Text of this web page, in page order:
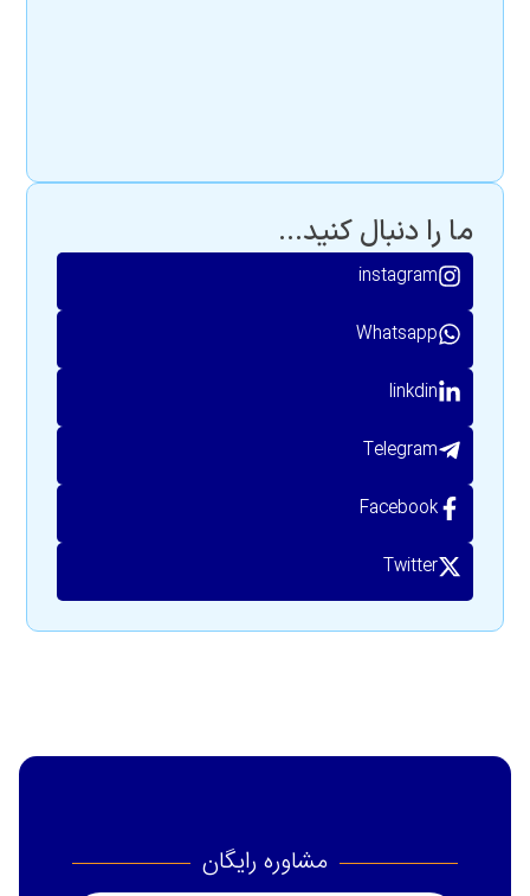
ما را دنبال کنید...
instagram
Whatsapp
linkdin
Telegram
Facebook
Twitter
مشاوره رایگان